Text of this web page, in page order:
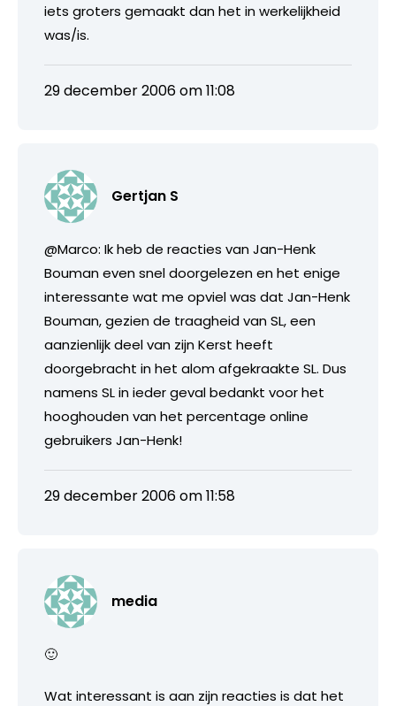
iets groters gemaakt dan het in werkelijkheid
was/is.
29 december 2006 om 11:08
Gertjan S
@Marco: Ik heb de reacties van Jan-Henk
Bouman even snel doorgelezen en het enige
interessante wat me opviel was dat Jan-Henk
Bouman, gezien de traagheid van SL, een
aanzienlijk deel van zijn Kerst heeft
doorgebracht in het alom afgekraakte SL. Dus
namens SL in ieder geval bedankt voor het
hooghouden van het percentage online
gebruikers Jan-Henk!
29 december 2006 om 11:58
media
🙂
Wat interessant is aan zijn reacties is dat het